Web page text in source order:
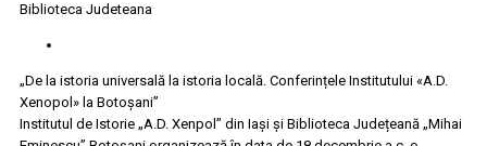
Biblioteca Judeteana
„De la istoria universală la istoria locală. Conferințele Institutului «A.D.
Xenopol» la Botoșani”
Institutul de Istorie „A.D. Xenpol” din Iași și Biblioteca Județeană „Mihai